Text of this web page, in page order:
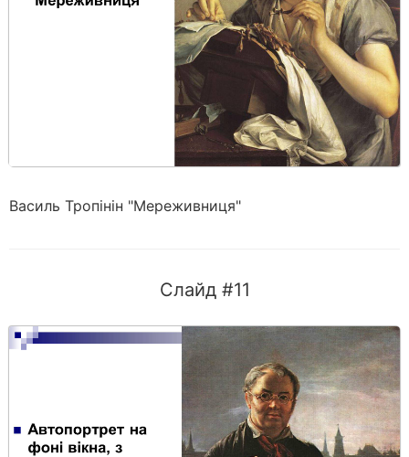
Василь Тропінін "Мереживниця"
Слайд #11